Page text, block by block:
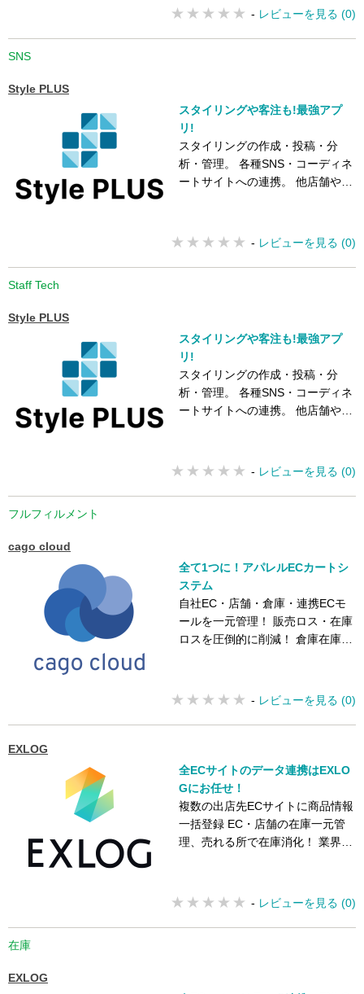
- レビューを見る (0)
SNS
Style PLUS
スタイリングや客注も!最強アプ
リ!
スタイリングの作成・投稿・分
析・管理。 各種SNS・コーディネ
ートサイトへの連携。 他店舗や倉
- レビューを見る (0)
Staff Tech
Style PLUS
スタイリングや客注も!最強アプ
リ!
スタイリングの作成・投稿・分
析・管理。 各種SNS・コーディネ
ートサイトへの連携。 他店舗や倉
- レビューを見る (0)
フルフィルメント
cago cloud
全て1つに！アパレルECカートシ
ステム
自社EC・店舗・倉庫・連携ECモ
ールを一元管理！ 販売ロス・在庫
ロスを圧倒的に削減！ 倉庫在庫と
- レビューを見る (0)
EXLOG
全ECサイトのデータ連携はEXLO
Gにお任せ！
複数の出店先ECサイトに商品情報
一括登録 EC・店舗の在庫一元管
理、売れる所で在庫消化！ 業界最
- レビューを見る (0)
在庫
EXLOG